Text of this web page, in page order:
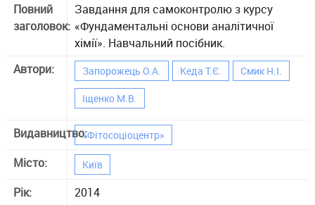
Повний
заголовок:
Завдання для самоконтролю з курсу
«Фундаментальні основи аналітичної
хімії». Навчальний посібник.
Автори:
Запорожець О.А. Кеда Т.Є. Смик Н.І.
Іщенко М.В.
Видавництво:«Фітосоціоцентр»
Місто: Київ
Рік:
2014